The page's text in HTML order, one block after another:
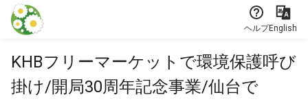
本文に飛ぶ
ヘルプEnglish
KHBフリーマーケットで環境保護呼び
掛け/開局30周年記念事業/仙台で